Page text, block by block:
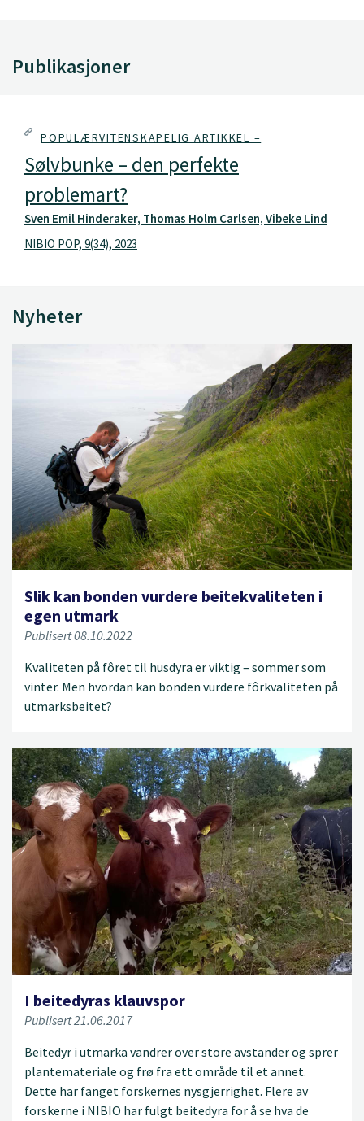
Publikasjoner
POPULÆRVITENSKAPELIG ARTIKKEL –
Sølvbunke – den perfekte
problemart?
Sven Emil Hinderaker, Thomas Holm Carlsen, Vibeke Lind
NIBIO POP, 9(34), 2023
Nyheter
Slik kan bonden vurdere beitekvaliteten i
egen utmark
Publisert 08.10.2022
Kvaliteten på fôret til husdyra er viktig – sommer som
vinter. Men hvordan kan bonden vurdere fôrkvaliteten på
utmarksbeitet?
I beitedyras klauvspor
Publisert 21.06.2017
Beitedyr i utmarka vandrer over store avstander og sprer
plantemateriale og frø fra ett område til et annet.
Dette har fanget forskernes nysgjerrighet. Flere av
forskerne i NIBIO har fulgt beitedyra for å se hva de